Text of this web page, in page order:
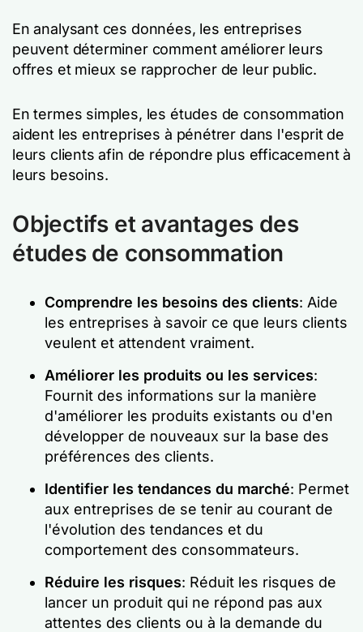
En analysant ces données, les entreprises
peuvent déterminer comment améliorer leurs
offres et mieux se rapprocher de leur public.
En termes simples, les études de consommation
aident les entreprises à pénétrer dans l'esprit de
leurs clients afin de répondre plus efficacement à
leurs besoins.
Objectifs et avantages des
études de consommation
Comprendre les besoins des clients: Aide
les entreprises à savoir ce que leurs clients
veulent et attendent vraiment.
Améliorer les produits ou les services:
Fournit des informations sur la manière
d'améliorer les produits existants ou d'en
développer de nouveaux sur la base des
préférences des clients.
Identifier les tendances du marché: Permet
aux entreprises de se tenir au courant de
l'évolution des tendances et du
comportement des consommateurs.
Réduire les risques: Réduit les risques de
lancer un produit qui ne répond pas aux
attentes des clients ou à la demande du